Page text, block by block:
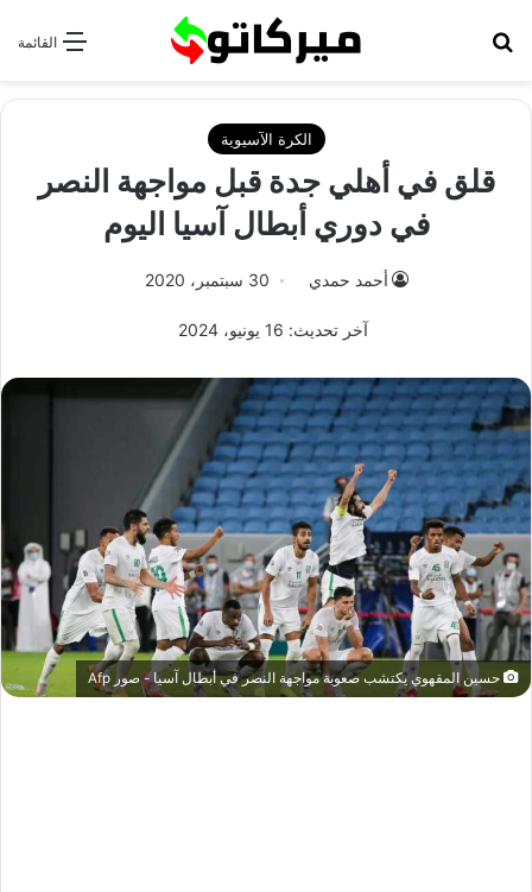
القائمة
الكرة الآسيوية
قلق في أهلي جدة قبل مواجهة النصر
في دوري أبطال آسيا اليوم
أحمد حمدي 30 سبتمبر، 2020
آخر تحديث: 16 يونيو، 2024
حسين المقهوي يكتشب صعوبة مواجهة النصر في أبطال آسيا - صور Afp